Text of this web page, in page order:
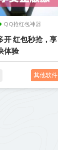
QQ抢红包神器
开 红包秒抢，享
体验
其他软件